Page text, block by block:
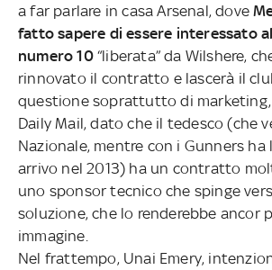
a far parlare in casa Arsenal, dove
fatto sapere di essere interessato
numero 10“liberata” da Wilshere,
rinnovato il contratto e lascerà il
questione soprattutto di marketing,
Daily Mail, dato che il tedesco (che
Nazionale, mentre con i Gunners ha
arrivo nel 2013) ha un contratto
uno sponsor tecnico che spinge
soluzione, che lo renderebbe ancor
immagine.
Nel frattempo, Unai Emery,